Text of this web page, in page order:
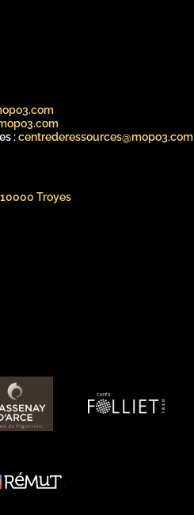
:centrederessources@mopo3.com
Troyes